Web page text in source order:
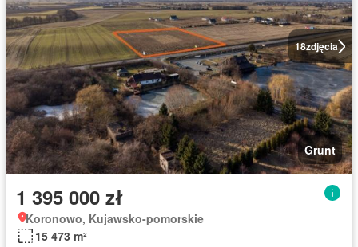
18zdjęcia
Grunt
1 395 000 zł
Koronowo, Kujawsko-pomorskie
15 473 m²